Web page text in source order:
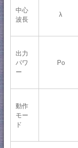
中心
波長
λ
出力
パワ
ー
Po
動作
モー
ド